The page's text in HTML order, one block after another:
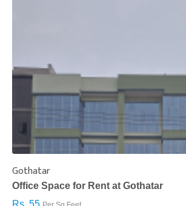
Gothatar
Office Space for Rent at Gothatar